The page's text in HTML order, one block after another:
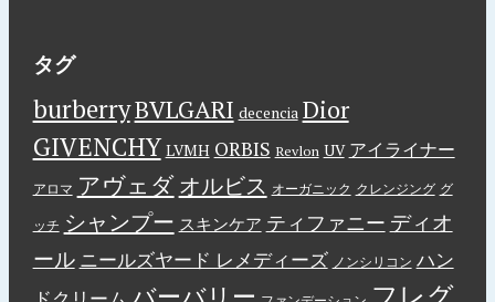
タグ
burberryBVLGARI decencia Dior
GIVENCHY LVMH ORBIS Revlon UV アイライナー
アロマ アヴェダ オルビス オーガニック クレンジング グ
ッチ シャンプー スキンケア ティファニー ディオ
ール ニールズヤード レメディーズ ノンシリコン ハン